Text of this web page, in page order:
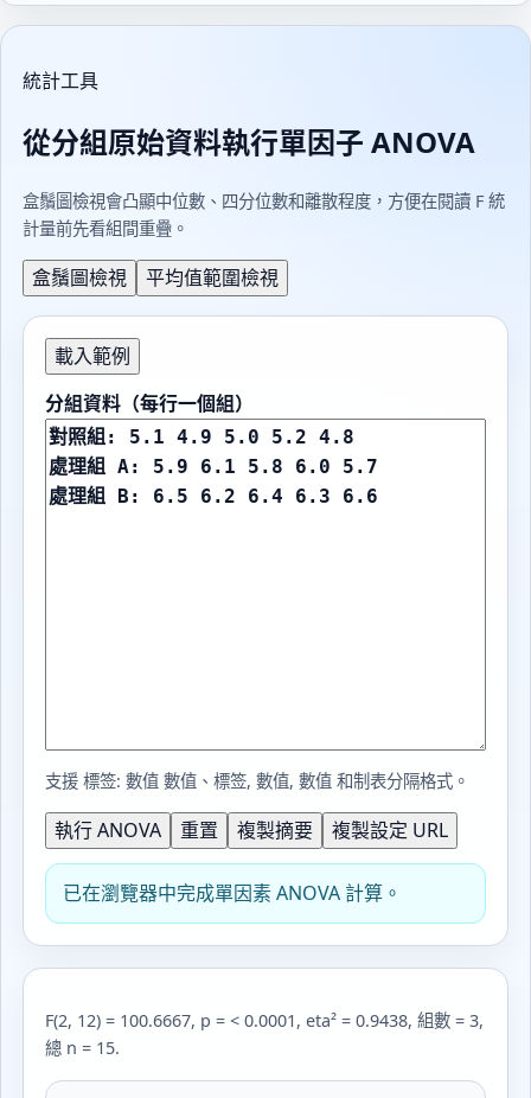
統計工具
從分組原始資料執行單因子 ANOVA
盒鬚圖檢視會凸顯中位數、四分位數和離散程度，方便在閱讀 F 統
計量前先看組間重疊。
盒鬚圖檢視 平均值範圍檢視
載入範例
分組資料（每行一個組）
支援 標签: 數值 數值 、 標签, 數值, 數值 和制表分隔格式。
執行 ANOVA 重置 複製摘要 複製設定 URL
已在瀏覽器中完成單因素 ANOVA 計算。
F(2, 12) = 100.6667, p = < 0.0001, eta² = 0.9438, 組數 = 3,
總 n = 15.